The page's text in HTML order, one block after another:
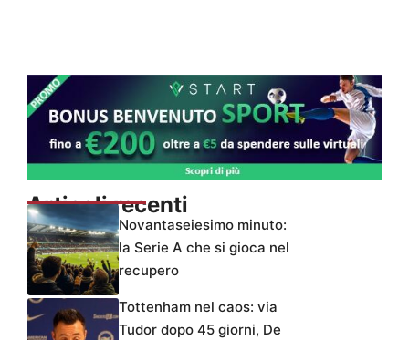
Articoli recenti
Novantaseiesimo minuto:
la Serie A che si gioca nel
recupero
Tottenham nel caos: via
Tudor dopo 45 giorni, De